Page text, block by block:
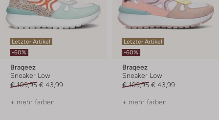
Letzter Artikel
-60%
Braqeez
Sneaker Low
€ 109,95 € 43,99
+ mehr farben
Letzter Artikel
-60%
Braqeez
Sneaker Low
€ 109,95 € 43,99
+ mehr farben